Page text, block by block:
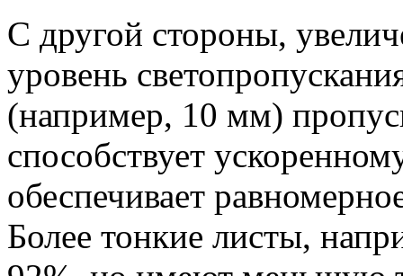
С другой стороны,
уровень
(например, 10 мм)
способствует
обеспечивает
Более тонкие листы,